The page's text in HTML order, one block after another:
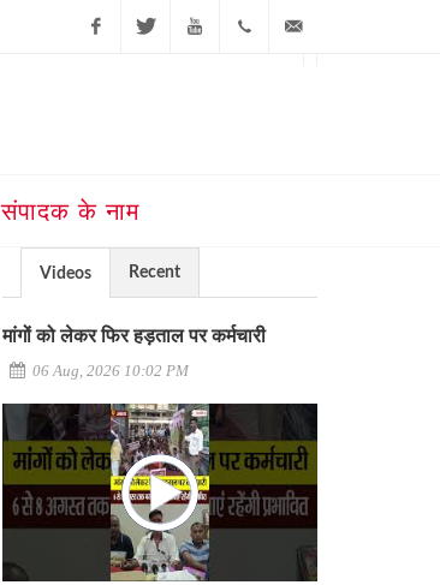
संपादक के नाम
Videos Recent
मांगों को लेकर फिर हड़ताल पर कर्मचारी
06 Aug, 2026 10:02 PM